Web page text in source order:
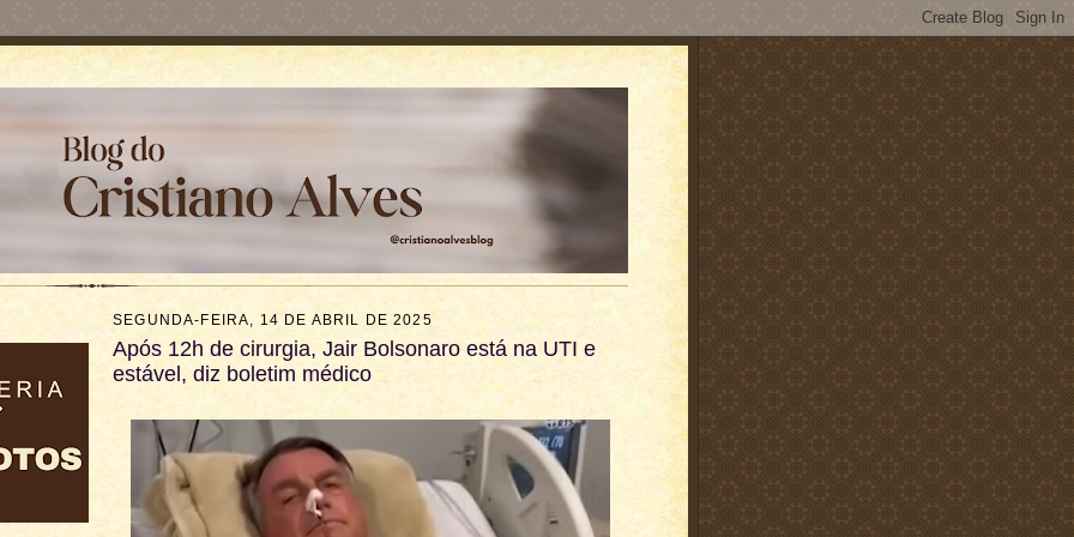
SEGUNDA-FEIRA, 14 DE ABRIL DE 2025
Após 12h de cirurgia, Jair Bolsonaro está na UTI e
estável, diz boletim médico